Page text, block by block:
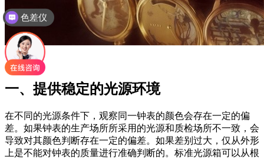
一、提供稳定的光源环境
在不同的光源条件下，观察同一钟表的颜色会存在一定的偏
差。如果钟表的生产场所所采用的光源和质检场所不一致，会
导致对其颜色判断存在一定的偏差。如果差别过大，仅从外形
上是不能对钟表的质量进行准确判断的。标准光源箱可以从根
色差仪